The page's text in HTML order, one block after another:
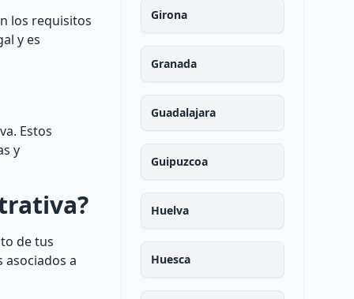
los requisitos
y es
Estos
y
de tus
a
Girona
Granada
Guadalajara
Guipuzcoa
Huelva
Huesca